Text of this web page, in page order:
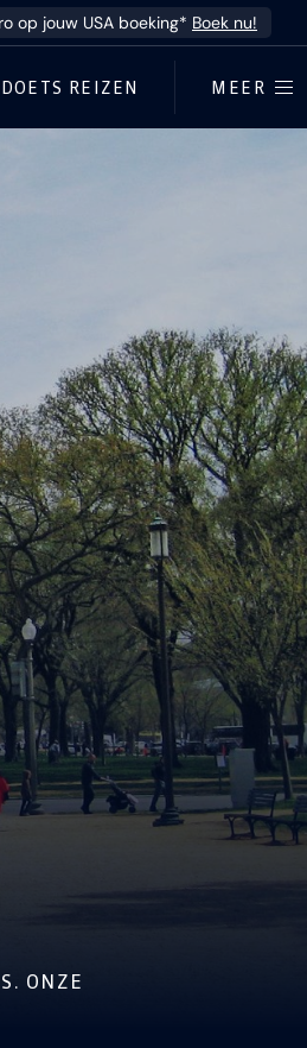
op jouw USA boeking* Boek nu!
REIZEN MEER
ONZE